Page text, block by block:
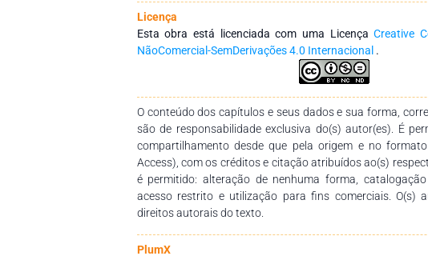
ações que devem ser realizadas para inserir a
assim como a falta de metodologias que oportunizem
equidade, isso constitui um entrave para a inclusão.
inferimos que os dados obtidos respondem aos
análise do processo, mas foi possível perceber que ainda
pesquisa.
Licença
Esta obra está licenciada com uma LicençaCreative
NãoComercial-SemDerivações 4.0 Internacional .
O conteúdo dos capítulos e seus dados e sua forma,
são de responsabilidade exclusiva do(s) autor(es). É
compartilhamento desde que pela origem e no formato
Access), com os créditos e citação atribuídos ao(s)
é permitido: alteração de nenhuma forma,
acesso restrito e utilização para fins comerciais. O(s)
direitos autorais do texto.
PlumX